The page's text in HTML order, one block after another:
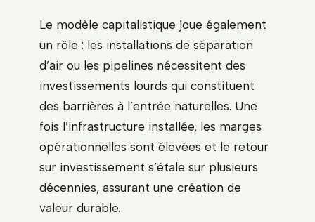
Le modèle capitalistique joue également
un rôle : les installations de séparation
d’air ou les pipelines nécessitent des
investissements lourds qui constituent
des barrières à l’entrée naturelles. Une
fois l’infrastructure installée, les marges
opérationnelles sont élevées et le retour
sur investissement s’étale sur plusieurs
décennies, assurant une création de
valeur durable.